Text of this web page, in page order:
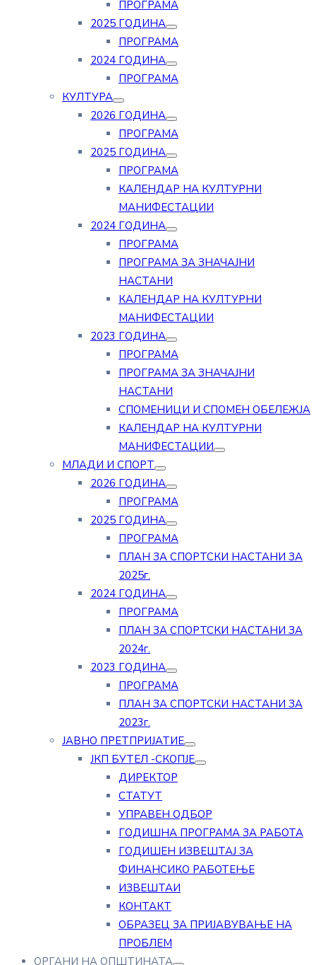
ПРОГРАМА
2025 ГОДИНА
ПРОГРАМА
2024 ГОДИНА
ПРОГРАМА
КУЛТУРА
2026 ГОДИНА
ПРОГРАМА
2025 ГОДИНА
ПРОГРАМА
КАЛЕНДАР НА КУЛТУРНИ
МАНИФЕСТАЦИИ
2024 ГОДИНА
ПРОГРАМА
ПРОГРАМА ЗА ЗНАЧАЈНИ
НАСТАНИ
КАЛЕНДАР НА КУЛТУРНИ
МАНИФЕСТАЦИИ
2023 ГОДИНА
ПРОГРАМА
ПРОГРАМА ЗА ЗНАЧАЈНИ
НАСТАНИ
СПОМЕНИЦИ И СПОМЕН ОБЕЛЕЖЈА
КАЛЕНДАР НА КУЛТУРНИ
МАНИФЕСТАЦИИ
МЛАДИ И СПОРТ
2026 ГОДИНА
ПРОГРАМА
2025 ГОДИНА
ПРОГРАМА
ПЛАН ЗА СПОРТСКИ НАСТАНИ ЗА
2025г.
2024 ГОДИНА
ПРОГРАМА
ПЛАН ЗА СПОРТСКИ НАСТАНИ ЗА
2024г.
2023 ГОДИНА
ПРОГРАМА
ПЛАН ЗА СПОРТСКИ НАСТАНИ ЗА
2023г.
ЈАВНО ПРЕТПРИЈАТИЕ
ЈКП БУТЕЛ -СКОПЈЕ
ДИРЕКТОР
СТАТУТ
УПРАВЕН ОДБОР
ГОДИШНА ПРОГРАМА ЗА РАБОТА
ГОДИШЕН ИЗВЕШТАЈ ЗА
ФИНАНСИКО РАБОТЕЊЕ
ИЗВЕШТАИ
КОНТАКТ
ОБРАЗЕЦ ЗА ПРИЈАВУВАЊЕ НА
ПРОБЛЕМ
ОРГАНИ НА ОПШТИНАТА